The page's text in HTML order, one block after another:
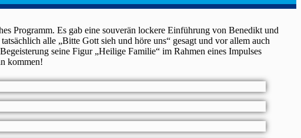
Programm. Es gab eine souverän lockere Einführung von Benedikt und
alle „Bitte Gott sieh und höre uns“ gesagt und vor allem auch
seine Figur „Heilige Familie“ im Rahmen eines Impulses
kommen!